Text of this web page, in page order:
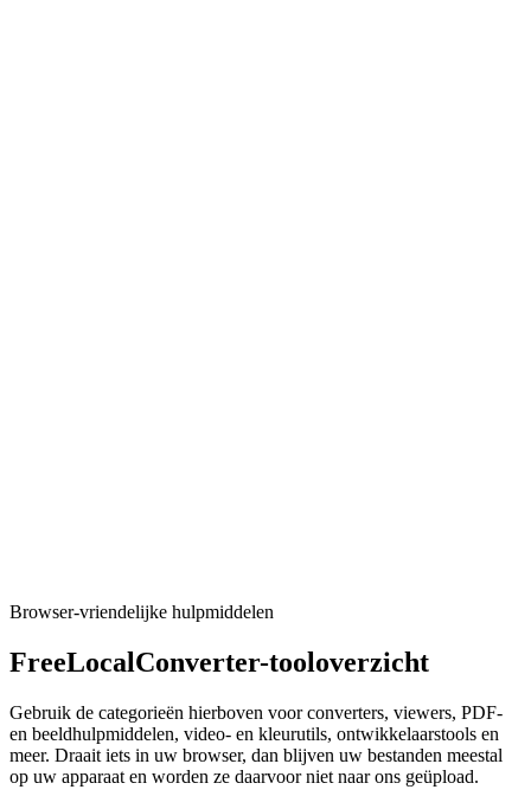
Browser-vriendelijke hulpmiddelen
FreeLocalConverter-tooloverzicht
Gebruik de categorieën hierboven voor converters, viewers, PDF-
en beeldhulpmiddelen, video- en kleurutils, ontwikkelaarstools en
meer. Draait iets in uw browser, dan blijven uw bestanden meestal
op uw apparaat en worden ze daarvoor niet naar ons geüpload.